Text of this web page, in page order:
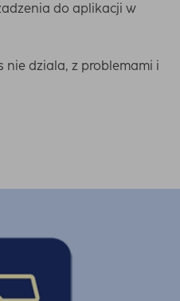
do aplikacji w
nie dziala, z problemami i